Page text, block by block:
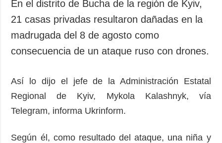
En el distrito de Bucha de la región de Kyiv,
21 casas privadas resultaron dañadas en la
madrugada del 8 de agosto como
consecuencia de un ataque ruso con drones.
Así lo dijo el jefe de la Administración Estatal
Regional de Kyiv, Mykola Kalashnyk, vía
Telegram, informa Ukrinform.
Según él, como resultado del ataque, una niña y